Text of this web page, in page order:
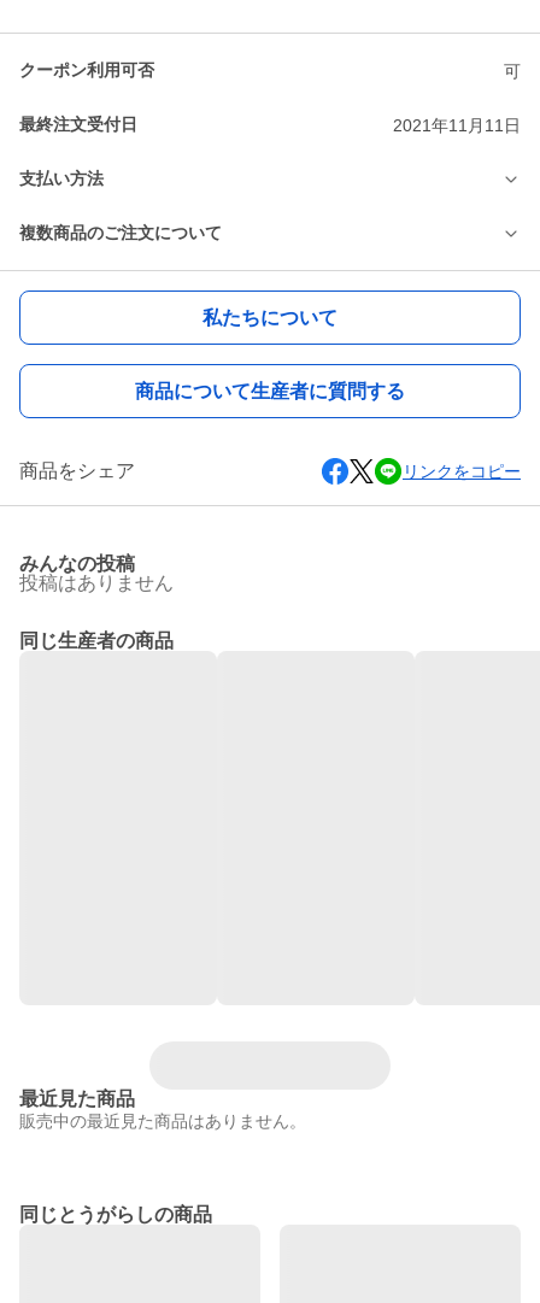
クーポン利用可否 可
最終注文受付日 2021年11月11日
支払い方法
複数商品のご注文について
私たちについて
商品について生産者に質問する
商品をシェア リンクをコピー
みんなの投稿
投稿はありません
同じ生産者の商品
最近見た商品
販売中の最近見た商品はありません。
同じとうがらしの商品